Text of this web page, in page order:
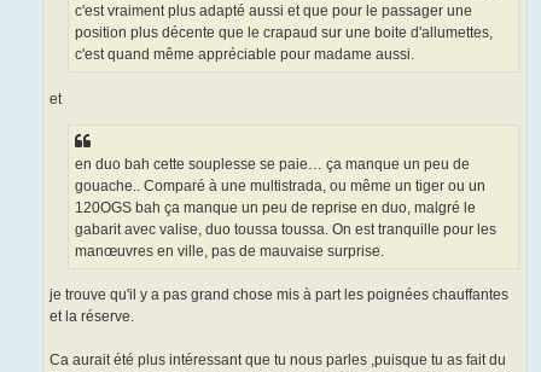
c'est vraiment plus adapté aussi et que pour le passager une
position plus décente que le crapaud sur une boite d'allumettes,
c'est quand même appréciable pour madame aussi.
et
en duo bah cette souplesse se paie… ça manque un peu de
gouache.. Comparé à une multistrada, ou même un tiger ou un
120OGS bah ça manque un peu de reprise en duo, malgré le
gabarit avec valise, duo toussa toussa. On est tranquille pour les
manœuvres en ville, pas de mauvaise surprise.
je trouve qu'il y a pas grand chose mis à part les poignées chauffantes
et la réserve.
Ca aurait été plus intéressant que tu nous parles ,puisque tu as fait du